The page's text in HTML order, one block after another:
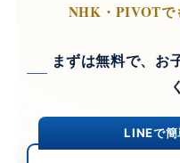
NHK・PIVOTで
まずは無料で、お
LINEで簡